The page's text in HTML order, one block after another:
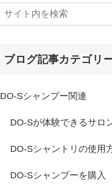
ブログ記事カテゴリ
DO-Sシャンプー関連
DO-Sが体験できるサロ
DO-Sシャントリの使用
DO-Sシャンプーを購入